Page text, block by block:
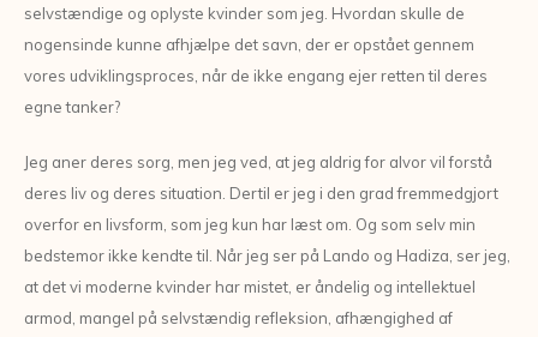
selvstændige og oplyste kvinder som jeg. Hvordan skulle de
nogensinde kunne afhjælpe det savn, der er opstået gennem
vores udviklingsproces, når de ikke engang ejer retten til deres
egne tanker?
Jeg aner deres sorg, men jeg ved, at jeg aldrig for alvor vil forstå
deres liv og deres situation. Dertil er jeg i den grad fremmedgjort
overfor en livsform, som jeg kun har læst om. Og som selv min
bedstemor ikke kendte til. Når jeg ser på Lando og Hadiza, ser jeg,
at det vi moderne kvinder har mistet, er åndelig og intellektuel
armod, mangel på selvstændig refleksion, afhængighed af